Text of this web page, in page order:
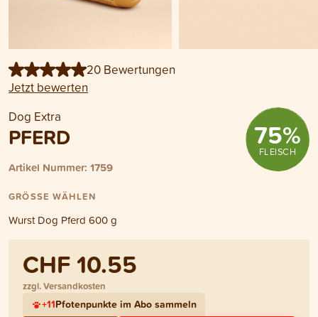
20 Bewertungen
Jetzt bewerten
Dog Extra
PFERD
Artikel Nummer: 1759
75%
FLEISCH
GRÖSSE WÄHLEN
Wurst Dog Pferd 600 g
CHF 10.55
zzgl. Versandkosten
+11Pfotenpunkte im Abo sammeln